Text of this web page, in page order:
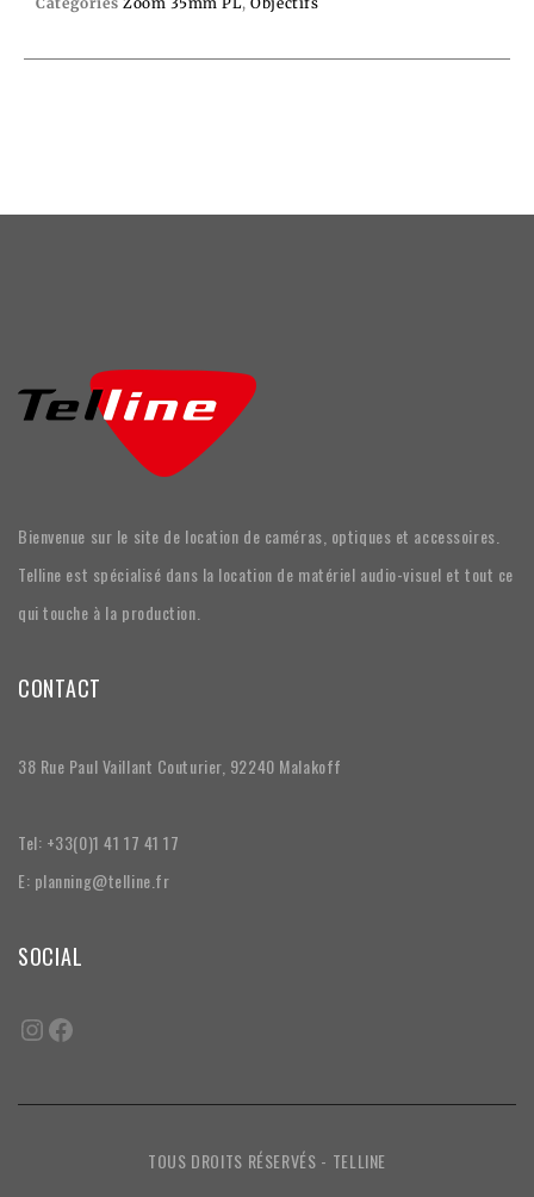
Bienvenue sur le site de location de caméras, optiques et accessoires.
Telline est spécialisé dans la location de matériel audio-visuel et tout ce
qui touche à la production.
CONTACT
38 Rue Paul Vaillant Couturier, 92240 Malakoff
Tel: +33(0)1 41 17 41 17
E: planning@telline.fr
SOCIAL
TOUS DROITS RÉSERVÉS - TELLINE